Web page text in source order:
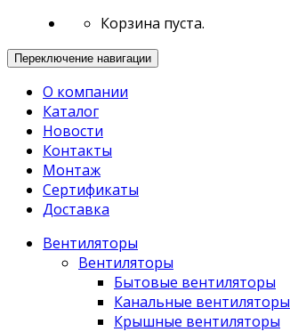
Корзина пуста.
Переключение навигации
О компании
Каталог
Новости
Контакты
Монтаж
Сертификаты
Доставка
Вентиляторы
Вентиляторы
Бытовые вентиляторы
Канальные вентиляторы
Крышные вентиляторы